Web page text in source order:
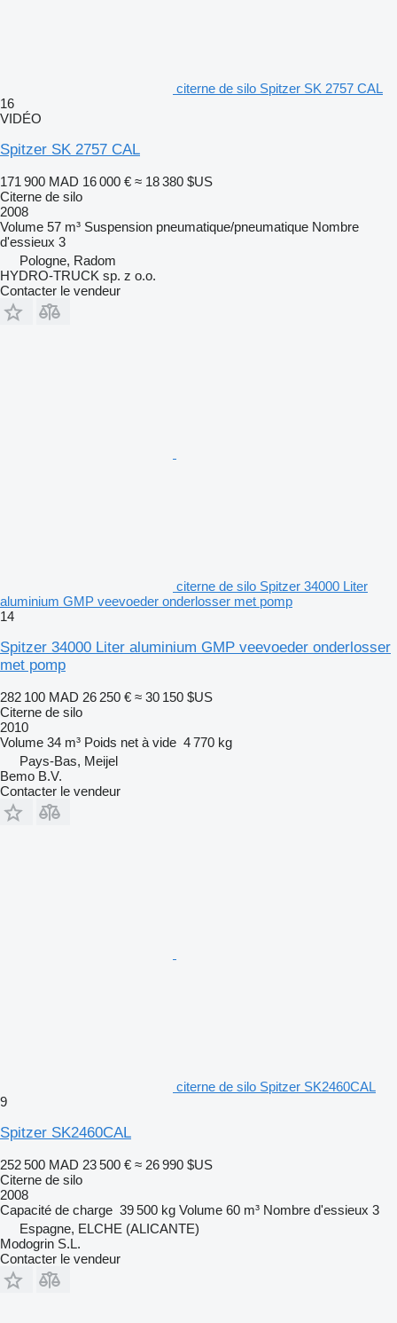
citerne de silo Spitzer SK 2757 CAL
16
VIDÉO
Spitzer SK 2757 CAL
171 900 MAD 16 000 € ≈ 18 380 $US
Citerne de silo
2008
Volume 57 m³ Suspension pneumatique/pneumatique Nombre
d'essieux 3
Pologne, Radom
HYDRO-TRUCK sp. z o.o.
Contacter le vendeur
citerne de silo Spitzer 34000 Liter
aluminium GMP veevoeder onderlosser met pomp
14
Spitzer 34000 Liter aluminium GMP veevoeder onderlosser
met pomp
282 100 MAD 26 250 € ≈ 30 150 $US
Citerne de silo
2010
Volume 34 m³ Poids net à vide 4 770 kg
Pays-Bas, Meijel
Bemo B.V.
Contacter le vendeur
citerne de silo Spitzer SK2460CAL
9
Spitzer SK2460CAL
252 500 MAD 23 500 € ≈ 26 990 $US
Citerne de silo
2008
Capacité de charge 39 500 kg Volume 60 m³ Nombre d'essieux 3
Espagne, ELCHE (ALICANTE)
Modogrin S.L.
Contacter le vendeur